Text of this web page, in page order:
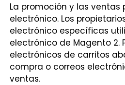
La promoción y las
electrónico. Los
electrónico específicas
electrónico de Magento 2.
electrónicos de carritos
compra o correos
ventas.